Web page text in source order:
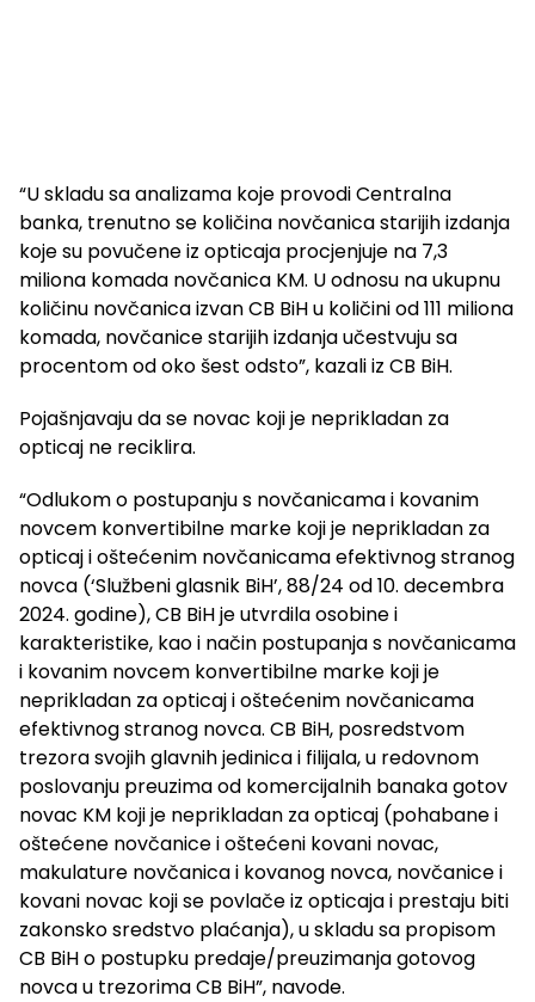
“U skladu sa analizama koje provodi Centralna
banka, trenutno se količina novčanica starijih izdanja
koje su povučene iz opticaja procjenjuje na 7,3
miliona komada novčanica KM. U odnosu na ukupnu
količinu novčanica izvan CB BiH u količini od 111 miliona
komada, novčanice starijih izdanja učestvuju sa
procentom od oko šest odsto”, kazali iz CB BiH.
Pojašnjavaju da se novac koji je neprikladan za
opticaj ne reciklira.
“Odlukom o postupanju s novčanicama i kovanim
novcem konvertibilne marke koji je neprikladan za
opticaj i oštećenim novčanicama efektivnog stranog
novca (‘Službeni glasnik BiH’, 88/24 od 10. decembra
2024. godine), CB BiH je utvrdila osobine i
karakteristike, kao i način postupanja s novčanicama
i kovanim novcem konvertibilne marke koji je
neprikladan za opticaj i oštećenim novčanicama
efektivnog stranog novca. CB BiH, posredstvom
trezora svojih glavnih jedinica i filijala, u redovnom
poslovanju preuzima od komercijalnih banaka gotov
novac KM koji je neprikladan za opticaj (pohabane i
oštećene novčanice i oštećeni kovani novac,
makulature novčanica i kovanog novca, novčanice i
kovani novac koji se povlače iz opticaja i prestaju biti
zakonsko sredstvo plaćanja), u skladu sa propisom
CB BiH o postupku predaje/preuzimanja gotovog
novca u trezorima CB BiH”, navode.